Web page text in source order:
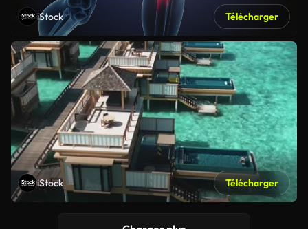
iStock Télécharger
iStock Télécharger